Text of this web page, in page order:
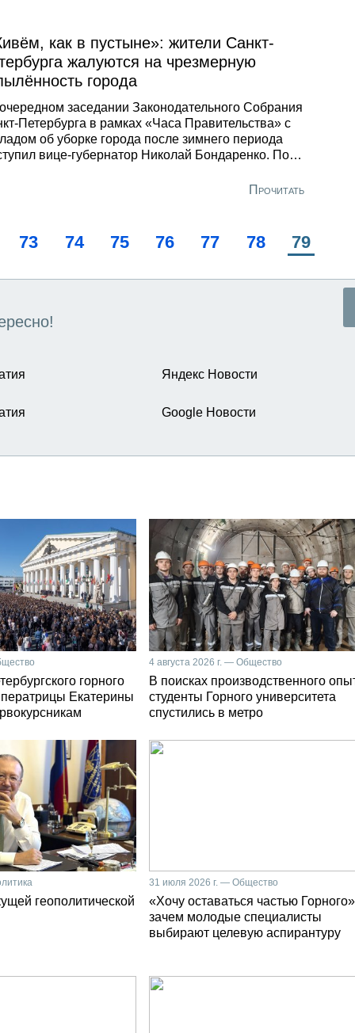
как в пустыне»: жители Санкт-
жалуются на чрезмерную
города
заседании Законодательного Собрания
Петербурга в рамках «Часа Правительства» с
об уборке города после зимнего периода
вице-губернатор Николай Бондаренко. По
Прочитать
Page
73 Page
74 Page
75 Page
76 Page
77 Page
78 79
Яндекс Новости
Google Новости
горного
Екатерины
4 августа 2026 г. — Общество
В поисках производственного
студенты Горного университета
спустились в метро
геополитической
31 июля 2026 г. — Общество
«Хочу оставаться частью
зачем молодые специалисты
выбирают целевую аспирантуру